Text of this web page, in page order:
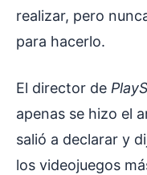
realizar, pero
para hacerlo.
El director de
apenas se hizo el
salió a declarar y
los videojuegos